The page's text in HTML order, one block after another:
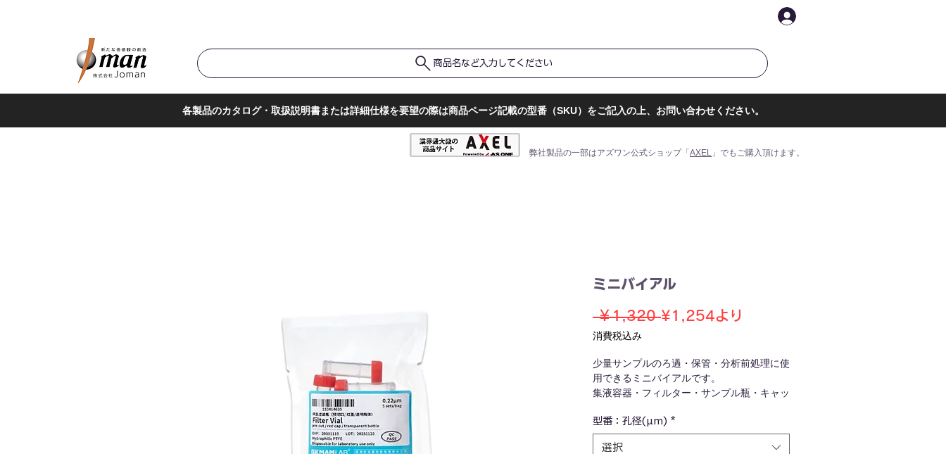
商品名など入力してください
各製品のカタログ・取扱説明書または詳細仕様を要望の際は商品ページ記載の型番（SKU）をご記入の上、お問い合わせください。
弊社製品の一部はアズワン公式ショップ「 AXEL 」でもご購入頂けます。
ミニバイアル
￥1,320 通
格
¥1,254より
価
格
消費税込み
少量サンプルのろ過・保管・分析前処理に使
用できるミニバイアルです。
集液容器・フィルター・サンプル瓶・キャッ
を使う従来作業に比べて、サンプル移し替え
の手間を抑えられます。
型番：孔径(µm) *
選択